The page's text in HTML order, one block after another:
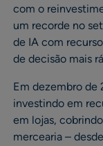
com o
um recorde no
de IA com
de decisão mais
Em dezembro de
investindo em
em lojas,
mercearia –